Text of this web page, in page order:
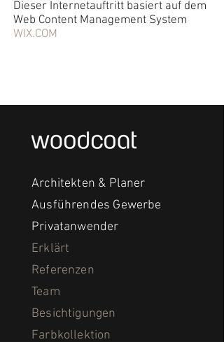
Dieser Internetauftritt basiert auf dem
Web Content Management System
WIX.COM
Architekten & Planer
Ausführendes Gewerbe
Privatanwender
Erklärt
Referenzen
Team
Besichtigungen
Farbkollektion